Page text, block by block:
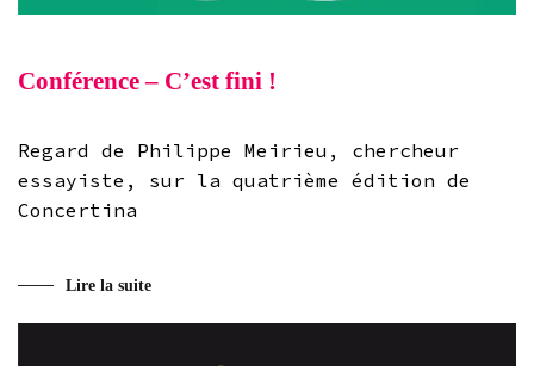
Conférence – C’est fini !
Regard de Philippe Meirieu, chercheur
essayiste, sur la quatrième édition de
Concertina
Lire la suite